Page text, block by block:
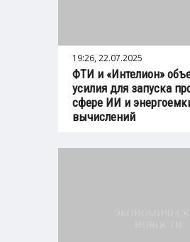
19:26, 22.07.2025
ФТИ и «Интелион»
усилия для запуска
сфере ИИ и
вычислений